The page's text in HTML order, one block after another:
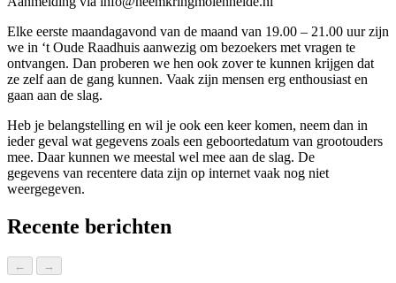
Wiki
Elke eerste maandagavond van de maand van 19.00 – 21.00 uurzijn
we in ‘t Oude Raadhuis aanwezig om bezoekers met vragen te
ontvangen. Dan proberen we hen ook zover te kunnen krijgen dat
ze zelf aan de gang kunnen. Vaak zijn mensen erg enthousiast en
gaan aan de slag.
Heb je belangstelling en wil je ook een keer komen, neem dan in
ieder geval wat gegevens zoals een geboortedatum van grootouders
mee. Daar kunnen we meestal wel mee aan de slag. De
gegevens van recentere data zijn op internet vaak nog niet
weergegeven.
Recente berichten
← →